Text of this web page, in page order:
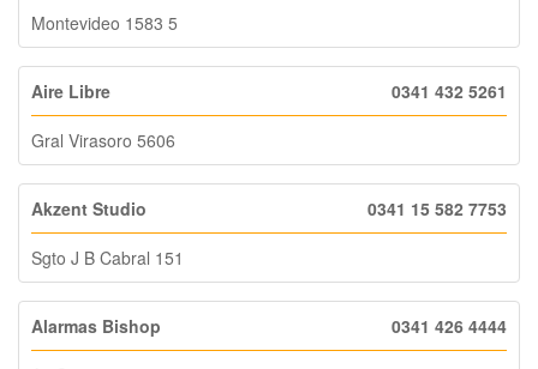
Montevideo 1583 5
Aire Libre 0341 432 5261
Gral Virasoro 5606
Akzent Studio 0341 15 582 7753
Sgto J B Cabral 151
Alarmas Bishop 0341 426 4444